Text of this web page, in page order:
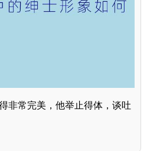
非常完美，他举止得体，谈吐